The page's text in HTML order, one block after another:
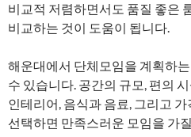
비교적 저렴하면서도 품질 좋은
비교하는 것이 도움이 됩니다.
해운대에서 단체모임을 계획하
수 있습니다. 공간의 규모, 편의
인테리어, 음식과 음료, 그리고
선택하면 만족스러운 모임을 가